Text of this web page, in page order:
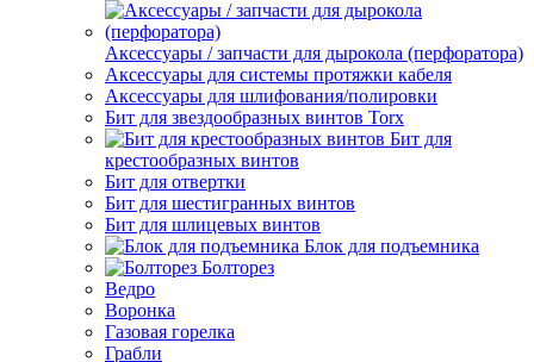
Аксессуары / запчасти для дырокола (перфоратора)
Аксессуары для системы протяжки кабеля
Аксессуары для шлифования/полировки
Бит для звездообразных винтов Torx
Бит для
крестообразных винтов
Бит для отвертки
Бит для шестигранных винтов
Бит для шлицевых винтов
Блок для подъемника
Болторез
Ведро
Воронка
Газовая горелка
Грабли